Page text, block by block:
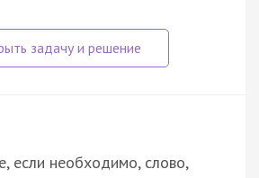
если необходимо, слово,